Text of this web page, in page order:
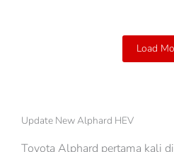
Load
Update New Alphard HEV
Toyota Alphard pertama kali